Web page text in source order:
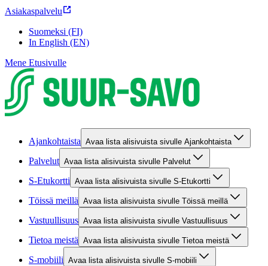
Asiakaspalvelu
Suomeksi (FI)
In English (EN)
Mene Etusivulle
Ajankohtaista Avaa lista alisivuista sivulle Ajankohtaista
Palvelut Avaa lista alisivuista sivulle Palvelut
S-Etukortti Avaa lista alisivuista sivulle S-Etukortti
Töissä meillä Avaa lista alisivuista sivulle Töissä meillä
Vastuullisuus Avaa lista alisivuista sivulle Vastuullisuus
Tietoa meistä Avaa lista alisivuista sivulle Tietoa meistä
S-mobiili Avaa lista alisivuista sivulle S-mobiili